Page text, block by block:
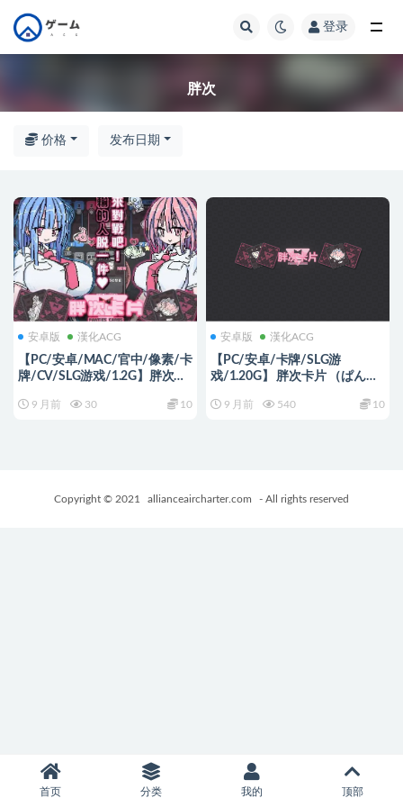
登录
胖次
价格 发布日期
安卓版 漢化ACG
【PC/安卓/MAC/官中/像素/卡
牌/CV/SLG游戏/1.2G】胖次卡
中文版+PC+安卓+MAC+像素卡
9 月前 30 10
安卓版 漢化ACG
【PC/安卓/卡牌/SLG游
戏/1.20G】 胖次卡片 （ぱんつ
中版+卡牌SLG游戏+PC+安卓
9 月前 540 10
Copyright © 2021 allianceaircharter.com - All rights reserved
首页 分类 我的 顶部